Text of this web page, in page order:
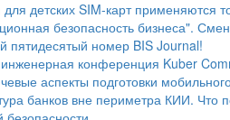
детских SIM-карт применяются
безопасность бизнеса".
пятидесятый номер BIS Journal!
конференция Kuber
аспекты подготовки
банков вне периметра КИИ. Что